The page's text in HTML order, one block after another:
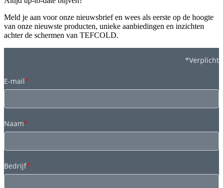
Meld je aan voor onze nieuwsbrief en wees als eerste op de hoogte
van onze nieuwste producten, unieke aanbiedingen en inzichten
achter de schermen van TEFCOLD.
*Verplicht
E-mail*
Naam*
Bedrijf*